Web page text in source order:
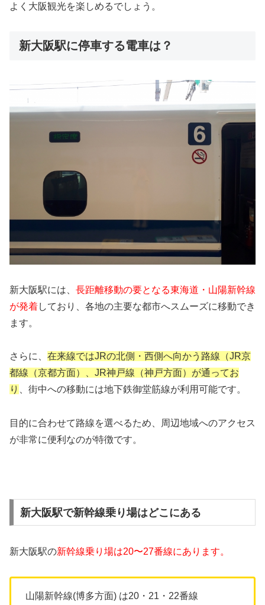
よく大阪観光を楽しめるでしょう。
新大阪駅に停車する電車は？
新大阪駅には、 長距離移動の要となる東海道・山陽新幹線
が発着しており、各地の主要な都市へスムーズに移動でき
ます。
さらに、 在来線ではJRの北側・西側へ向かう路線（JR京
都線（京都方面）、JR神戸線（神戸方面）が通ってお
り 、街中への移動には地下鉄御堂筋線が利用可能です。
目的に合わせて路線を選べるため、周辺地域へのアクセス
が非常に便利なのが特徴です。
新大阪駅で新幹線乗り場はどこにある
新大阪駅の新幹線乗り場は20〜27番線にあります。
山陽新幹線(博多方面) は20・21・22番線